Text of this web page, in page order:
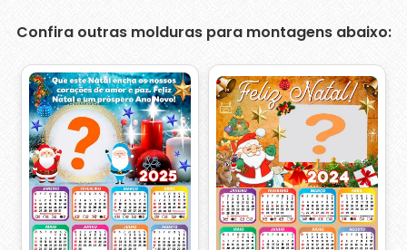
Confira outras molduras para montagens abaixo: